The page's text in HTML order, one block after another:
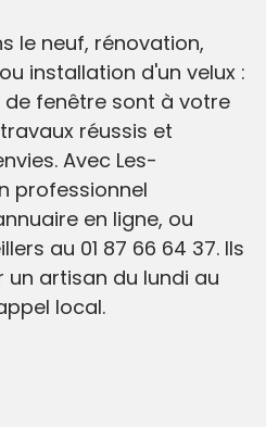
le neuf, rénovation,
installation d'un velux :
de fenêtre sont à votre
réussis et
Avec Les-
professionnel
en ligne, ou
au 01 87 66 64 37. Ils
artisan du lundi au
local.